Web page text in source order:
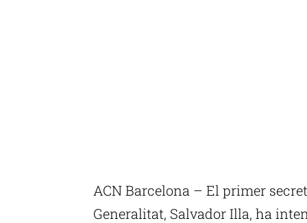
ACN Barcelona – El primer
Generalitat, Salvador Illa, ha